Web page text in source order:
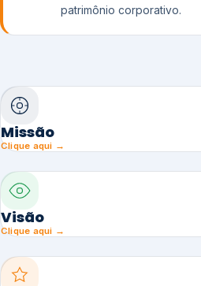
patrimônio corporativo.
Missão
Clique aqui →
Visão
Clique aqui →